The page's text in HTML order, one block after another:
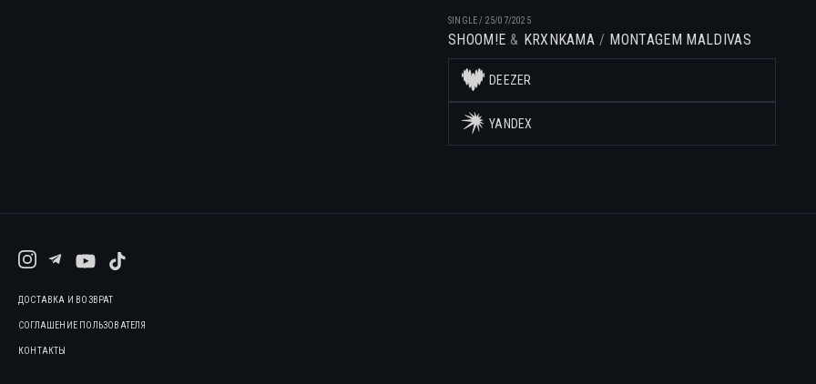
SINGLE/ 25/07/2025
SHOOM!E KRXNKAMA MONTAGEM MALDIVAS
DEEZER
YANDEX
ДОСТАВКА И ВОЗВРАТ
СОГЛАШЕНИЕ ПОЛЬЗОВАТЕЛЯ
КОНТАКТЫ